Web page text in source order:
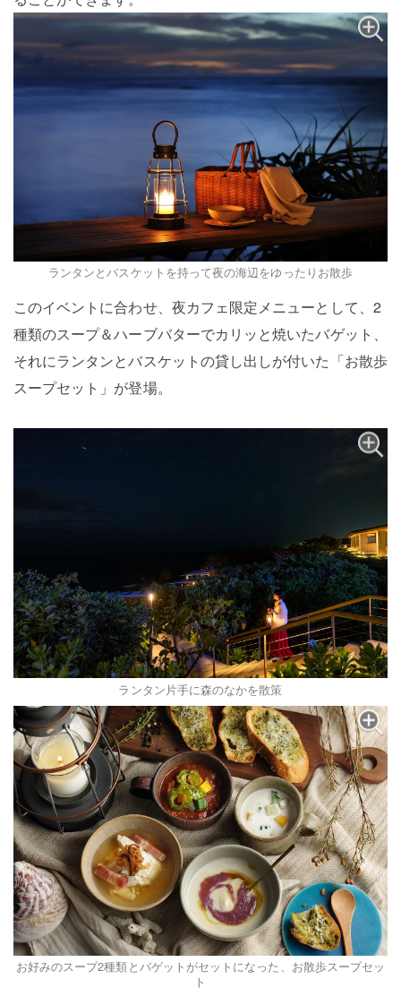
ランタンとバスケットを持って夜の海辺をゆったりお散歩
このイベントに合わせ、夜カフェ限定メニューとして、2
種類のスープ＆ハーブバターでカリッと焼いたバゲット、
それにランタンとバスケットの貸し出しが付いた「お散歩
スープセット」が登場。
ランタン片手に森のなかを散策
お好みのスープ2種類とバゲットがセットになった、お散歩スープセッ
ト